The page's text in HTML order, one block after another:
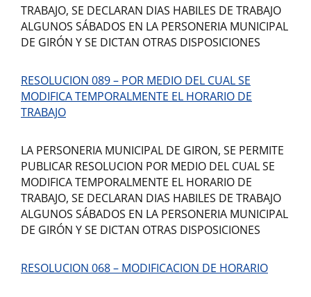
TRABAJO, SE DECLARAN DIAS HABILES DE TRABAJO
ALGUNOS SÁBADOS EN LA PERSONERIA MUNICIPAL
DE GIRÓN Y SE DICTAN OTRAS DISPOSICIONES
RESOLUCION 089 – POR MEDIO DEL CUAL SE
MODIFICA TEMPORALMENTE EL HORARIO DE
TRABAJO
LA PERSONERIA MUNICIPAL DE GIRON, SE PERMITE
PUBLICAR RESOLUCION POR MEDIO DEL CUAL SE
MODIFICA TEMPORALMENTE EL HORARIO DE
TRABAJO, SE DECLARAN DIAS HABILES DE TRABAJO
ALGUNOS SÁBADOS EN LA PERSONERIA MUNICIPAL
DE GIRÓN Y SE DICTAN OTRAS DISPOSICIONES
RESOLUCION 068 – MODIFICACION DE HORARIO